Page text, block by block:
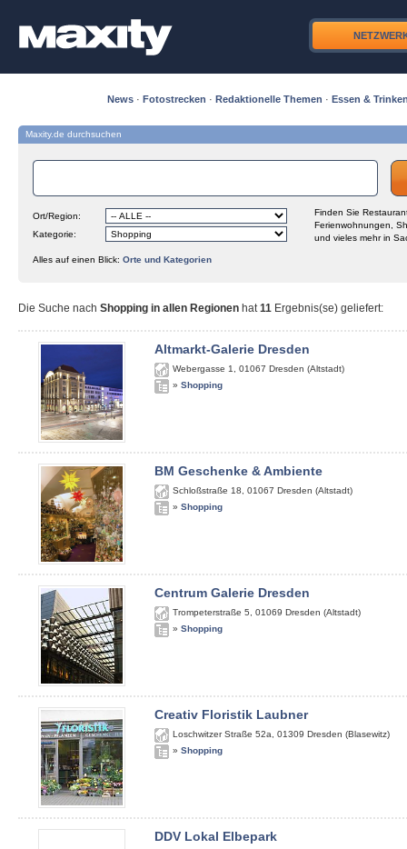
News · Fotostrecken · Redaktionelle Themen · Essen &
Maxity.de durchsuchen
Ort/Region:
Kategorie:
Finden Sie
Ferienwohnungen,
und vieles mehr in
Alles auf einen Blick: Orte und Kategorien
Die Suche nach Shopping in allen Regionen hat11 Ergebnis(se) geliefert:
Altmarkt-Galerie Dresden
Webergasse 1 01067 Dresden (Altstadt)
» Shopping
BM Geschenke & Ambiente
Schloßstraße 18 01067 Dresden (Altstadt)
» Shopping
Centrum Galerie Dresden
Trompeterstraße 5 01069 Dresden (Altstadt)
» Shopping
Creativ Floristik Laubner
Loschwitzer Straße 52a 01309 Dresden (Blasewitz)
» Shopping
DDV Lokal Elbepark